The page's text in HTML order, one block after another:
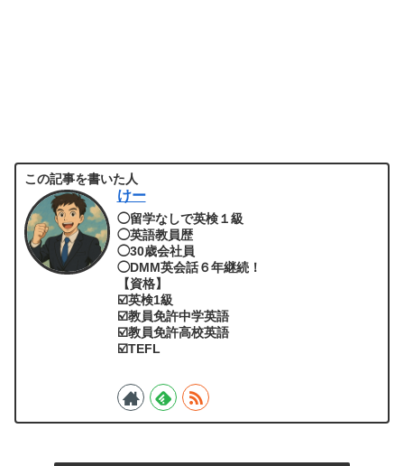
この記事を書いた人
けー
◯留学なしで英検１級
◯英語教員歴
◯30歳会社員
◯DMM英会話６年継続！
【資格】
☑️英検1級
☑️教員免許中学英語
☑️教員免許高校英語
☑️TEFL